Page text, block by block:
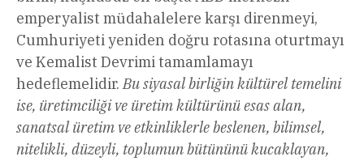
emperyalist müdahalelere karşı direnmeyi,
Cumhuriyeti yeniden doğru rotasına oturtmayı
ve Kemalist Devrimi tamamlamayı
hedeflemelidir.Bu siyasal birliğin kültürel temelini
ise, üretimciliği ve üretim kültürünü esas alan,
sanatsal üretim ve etkinliklerle beslenen, bilimsel,
nitelikli, düzeyli, toplumun bütününü kucaklayan,